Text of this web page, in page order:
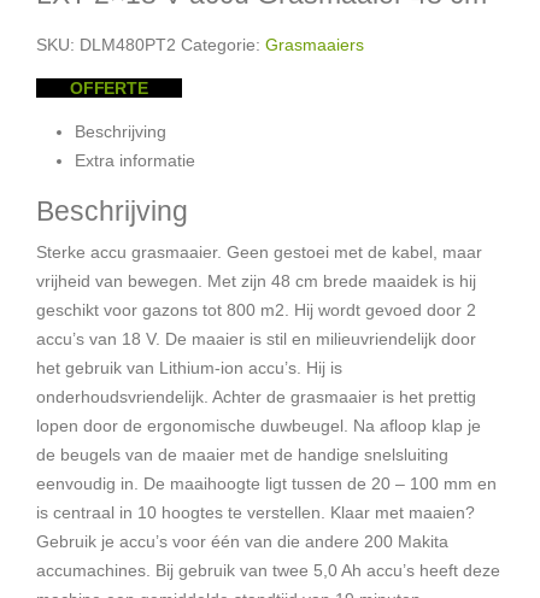
SKU: DLM480PT2 Categorie: Grasmaaiers
OFFERTE
Beschrijving
Extra informatie
Beschrijving
Sterke accu grasmaaier. Geen gestoei met de kabel, maar
vrijheid van bewegen. Met zijn 48 cm brede maaidek is hij
geschikt voor gazons tot 800 m2. Hij wordt gevoed door 2
accu’s van 18 V. De maaier is stil en milieuvriendelijk door
het gebruik van Lithium-ion accu’s. Hij is
onderhoudsvriendelijk. Achter de grasmaaier is het prettig
lopen door de ergonomische duwbeugel. Na afloop klap je
de beugels van de maaier met de handige snelsluiting
eenvoudig in. De maaihoogte ligt tussen de 20 – 100 mm en
is centraal in 10 hoogtes te verstellen. Klaar met maaien?
Gebruik je accu’s voor één van die andere 200 Makita
accumachines. Bij gebruik van twee 5,0 Ah accu’s heeft deze